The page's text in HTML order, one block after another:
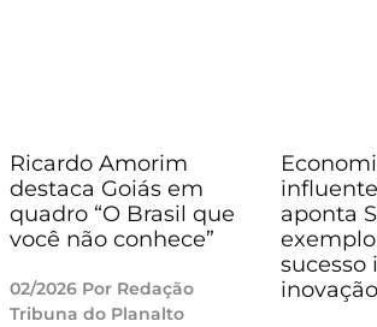
Ricardo Amorim
destaca Goiás em
quadro “O Brasil que
você não conhece”
02/2026 Por Redação
Tribuna do Planalto
aponta
sucesso
inovação